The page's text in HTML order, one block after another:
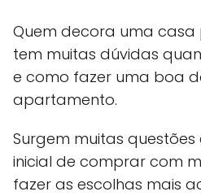
Quem decora uma casa
tem muitas dúvidas
e como fazer uma boa
apartamento.
Surgem muitas
inicial de comprar com
fazer as escolhas mais